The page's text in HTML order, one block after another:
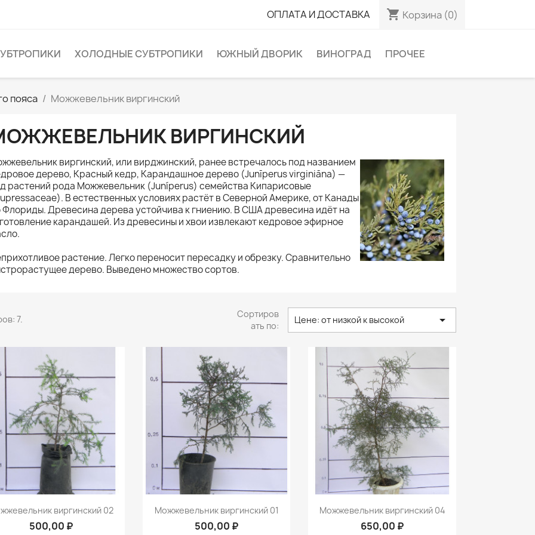
ОПЛАТА И ДОСТАВКА shopping_cart Корзина (0)
ХОЛОДНЫЕ СУБТРОПИКИ ЮЖНЫЙ ДВОРИК ВИНОГРАД ПРОЧЕЕ
пояса Можжевельник виргинский
ВИРГИНСКИЙ
виргинский, или вирджинский, ранее встречалось под названием
дерево, Красный кедр, Карандашное дерево (Junīperus virginiāna) —
растений рода Можжевельник (Juníperus) семейства Кипарисовые
В естественных условиях растёт в Северной Америке, от Канады
Флориды. Древесина дерева устойчива к гниению. В США древесина идёт на
карандашей. Из древесины и хвои извлекают кедровое эфирное
растение. Легко переносит пересадку и обрезку. Сравнительно
дерево. Выведено множество сортов.
7.
Сортиров
ать по:
Цене: от низкой к высокой 
Быстрый просмотр
виргинский 02
500,00 ₽
Быстрый просмотр
Можжевельник виргинский 01
500,00 ₽
Быстрый просмотр
Можжевельник виргинский 04
650,00 ₽